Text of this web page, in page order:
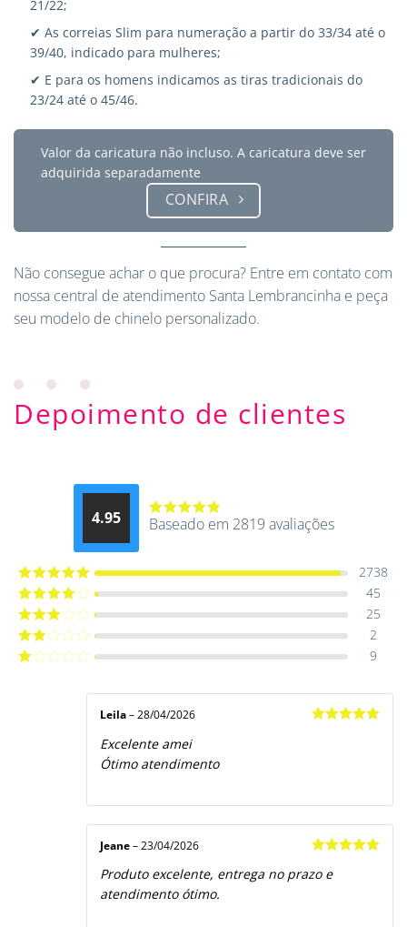
21/22;
✔ As correias Slim para numeração a partir do 33/34 até o
39/40, indicado para mulheres;
✔ E para os homens indicamos as tiras tradicionais do
23/24 até o 45/46.
Valor da caricatura não incluso. A caricatura deve ser
adquirida separadamente
CONFIRA
Não consegue achar o que procura? Entre em contato com
nossa central de atendimento Santa Lembrancinha e peça
seu modelo de chinelo personalizado.
Depoimento de clientes
4.95
Avaliação
Baseado em 2819 avaliações
Avaliação5
2738
Avaliação
45
Avaliação
25
Avaliação
2
9
Leila – 28/04/2026
Excelente amei
Ótimo atendimento
de 5
Jeane – 23/04/2026
Produto excelente, entrega no prazo e
atendimento ótimo.